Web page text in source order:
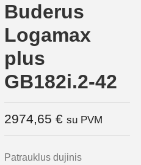
Buderus
Logamax
plus
GB182i.2-42
2974,65 € su PVM
Patrauklus dujinis